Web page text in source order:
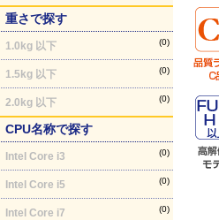
重さで探す
1.0kg 以下 (0)
1.5kg 以下 (0)
2.0kg 以下 (0)
CPU名称で探す
Intel Core i3 (0)
Intel Core i5 (0)
Intel Core i7 (0)